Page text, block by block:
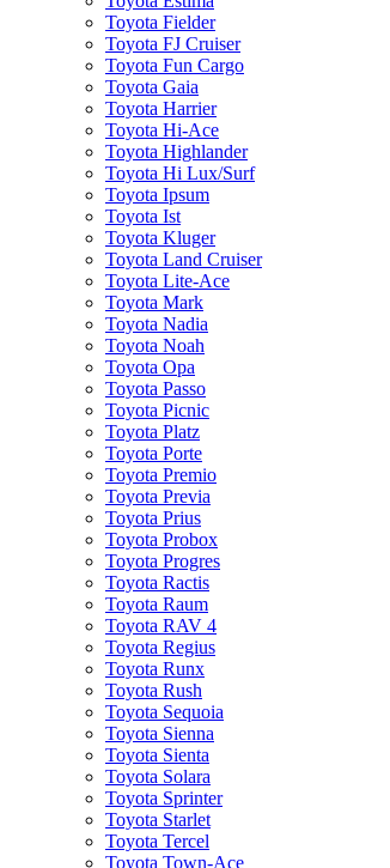
Toyota Fielder
Toyota FJ Cruiser
Toyota Fun Cargo
Toyota Gaia
Toyota Harrier
Toyota Hi-Ace
Toyota Highlander
Toyota Hi Lux/Surf
Toyota Ipsum
Toyota Ist
Toyota Kluger
Toyota Land Cruiser
Toyota Lite-Ace
Toyota Mark
Toyota Nadia
Toyota Noah
Toyota Opa
Toyota Passo
Toyota Picnic
Toyota Platz
Toyota Porte
Toyota Premio
Toyota Previa
Toyota Prius
Toyota Probox
Toyota Progres
Toyota Ractis
Toyota Raum
Toyota RAV 4
Toyota Regius
Toyota Runx
Toyota Rush
Toyota Sequoia
Toyota Sienna
Toyota Sienta
Toyota Solara
Toyota Sprinter
Toyota Starlet
Toyota Tercel
Toyota Town-Ace